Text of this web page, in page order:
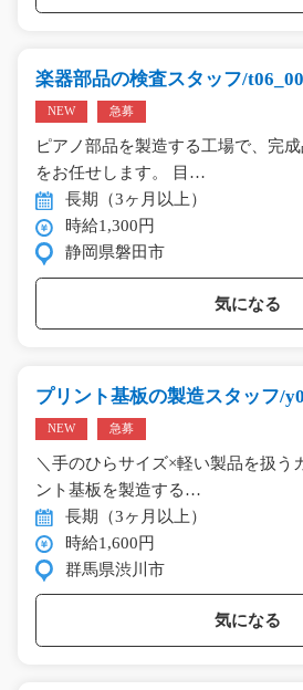
楽器部品の検査スタッフ/
NEW 急募
ピアノ部品を製造する工場で、完
をお任せします。 目…
長期（3ヶ月以上）
時給1,300円
静岡県磐田市
気になる
プリント基板の製造スタッフ/
NEW 急募
＼手のひらサイズ×軽い製品を扱う
ント基板を製造する…
長期（3ヶ月以上）
時給1,600円
群馬県渋川市
気になる